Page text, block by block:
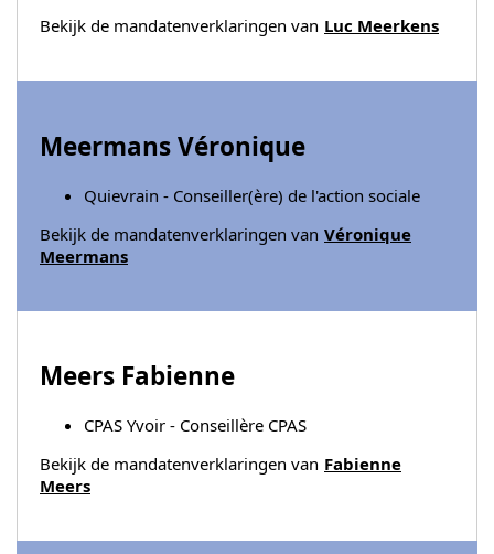
Bekijk de mandatenverklaringen van Luc Meerkens
Meermans Véronique
Quievrain - Conseiller(ère) de l'action sociale
Bekijk de mandatenverklaringen van Véronique
Meermans
Meers Fabienne
CPAS Yvoir - Conseillère CPAS
Bekijk de mandatenverklaringen van Fabienne
Meers